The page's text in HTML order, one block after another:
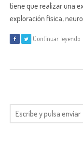
tiene que realizar una
exploración física,
Continuar